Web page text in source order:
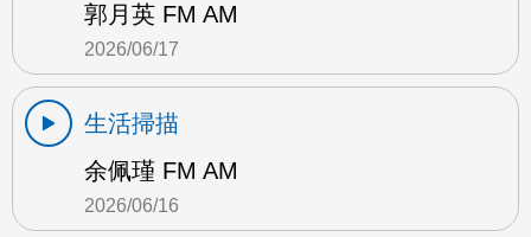
郭月英 FM AM
2026/06/17
生活掃描
余佩瑾 FM AM
2026/06/16